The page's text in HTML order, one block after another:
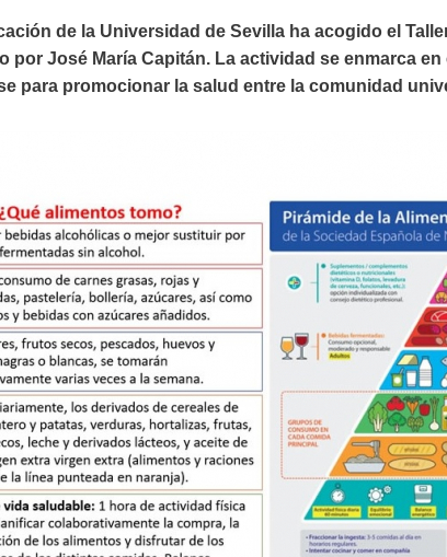
de la Universidad de Sevilla ha acogido el
por José María Capitán. La actividad se enmarca en
para promocionar la salud entre la comunidad